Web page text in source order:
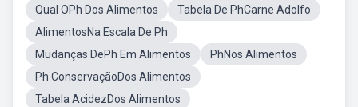
Qual OPh Dos Alimentos
Tabela De PhCarne Adolfo
AlimentosNa Escala De Ph
Mudanças DePh Em Alimentos
PhNos Alimentos
Ph ConservaçãoDos Alimentos
Tabela AcidezDos Alimentos